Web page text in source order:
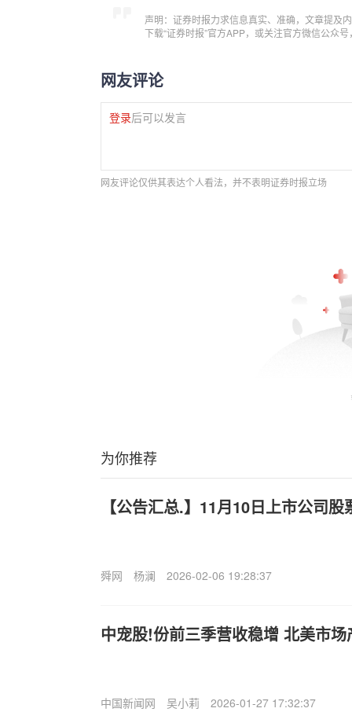
声明：证券时报力求信息真实、准确，文章提及
下载“证券时报”官方APP，或关注官方微信公众
网友评论
登录后可以发言
网友评论仅供其表达个人看法，并不表明证券时报立场
为你推荐
【公告汇总.】11月10日上市公司
舜网 杨澜 2026-02-06 19:28:37
中宠股!份前三季营收稳增 北美市
中国新闻网 吴小莉 2026-01-27 17:32:37